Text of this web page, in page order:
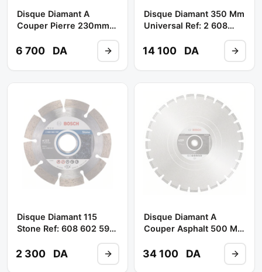
Disque Diamant A
Couper Pierre 230mm
601 ** BOSCH
6 700 DA
Disque Diamant 350 Mm
Universal Ref: 2 608
14 100 DA
Disque Diamant 115
Stone Ref: 608 602 597
2 300 DA
Disque Diamant A
Couper Asphalt 500 Mm
BOSCH
34 100 DA